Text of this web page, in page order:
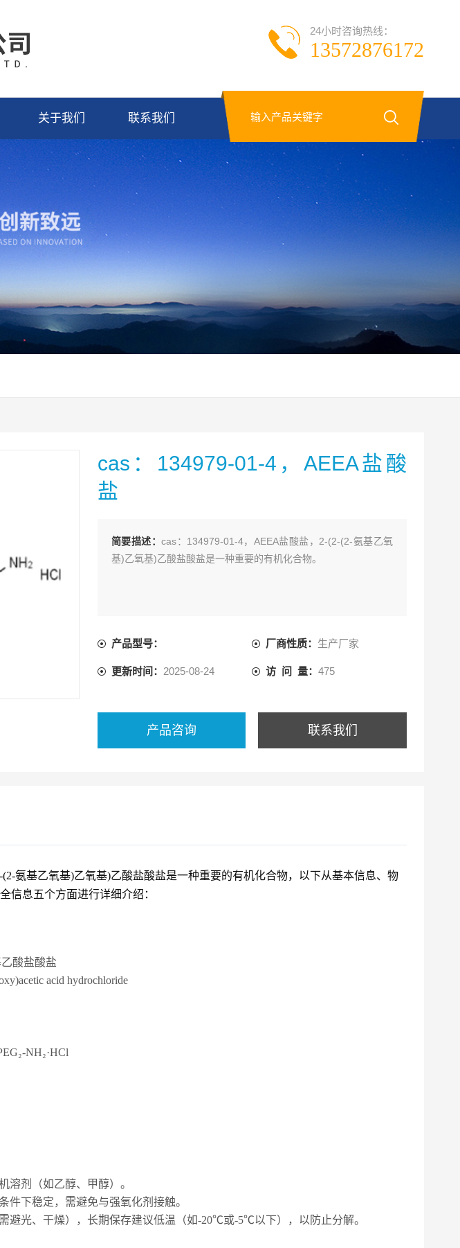
24小时咨询热线：
13572876172
关于我们 联系我们
cas：134979-01-4，AEEA盐酸
盐
简要描述：cas：134979-01-4，AEEA盐酸盐，2-(2-(2-氨基乙氧
基)乙氧基)乙酸盐酸盐是一种重要的有机化合物。
产品型号： 厂商性质： 生产厂家
更新时间： 2025-08-24 访 问 量：475
产品咨询 联系我们
(2-氨基乙氧基)乙氧基)乙酸盐酸盐是一种重要的有机化合物，以下从基本信息、物
信息五个方面进行详细介绍 ：
酸盐酸盐
acid hydrochloride
NH₂·HCl
溶剂（如乙醇、甲醇）。
件下稳定，需避免与强氧化剂接触。
避光、干燥），长期保存建议低温（如-20℃或-5℃以下），以防止分解。